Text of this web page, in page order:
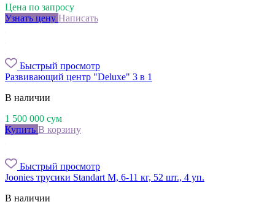
Цена по запросу
Узнать цену Написать
Быстрый просмотр
Развивающий центр "Deluxe" 3 в 1
В наличии
1 500 000 сум
Купить В корзину
Быстрый просмотр
Joonies трусики Standart M, 6-11 кг, 52 шт., 4 уп.
В наличии